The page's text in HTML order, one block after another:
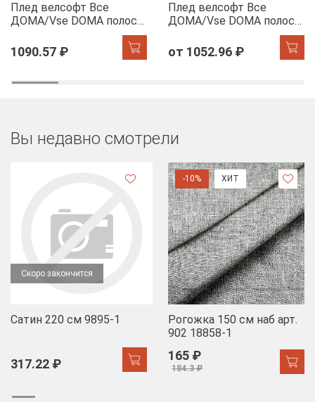
Плед велсофт Все
ДOMA/Vse DOMA полоса
1 см., цвет молочный,
ролик
1090.57 ₽
Плед велсофт Все
ДOMA/Vse DOMA полоса
1 см., цвет шиншилла,
ролик
от 1052.96 ₽
Вы недавно смотрели
Скоро закончится
Сатин 220 см 9895-1
317.22 ₽
-10% ХИТ
Рогожка 150 см наб арт.
902 18858-1
165 ₽
184.3 ₽